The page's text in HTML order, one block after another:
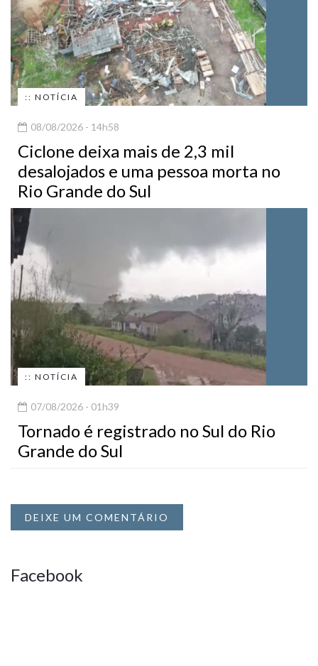
:: NOTÍCIA
08/08/2026 - 14h58
Ciclone deixa mais de 2,3 mil
desalojados e uma pessoa morta no
Rio Grande do Sul
:: NOTÍCIA
07/08/2026 - 01h39
Tornado é registrado no Sul do Rio
Grande do Sul
DEIXE UM COMENTÁRIO
Facebook